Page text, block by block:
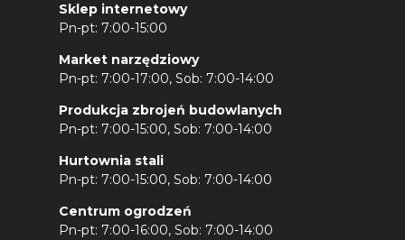
Sklep internetowy
Pn-pt: 7:00-15:00
Market narzędziowy
Pn-pt: 7:00-17:00, Sob: 7:00-14:00
Produkcja zbrojeń budowlanych
Pn-pt: 7:00-15:00, Sob: 7:00-14:00
Hurtownia stali
Pn-pt: 7:00-15:00, Sob: 7:00-14:00
Centrum ogrodzeń
Pn-pt: 7:00-16:00, Sob: 7:00-14:00